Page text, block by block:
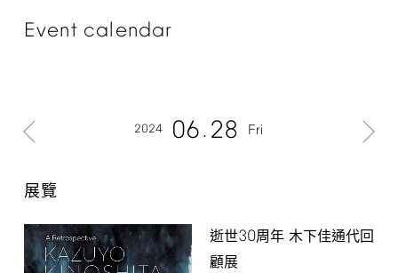
Event calendar
2024 06 28 Fri
展覽
逝世30周年 木下佳通代回
顧展